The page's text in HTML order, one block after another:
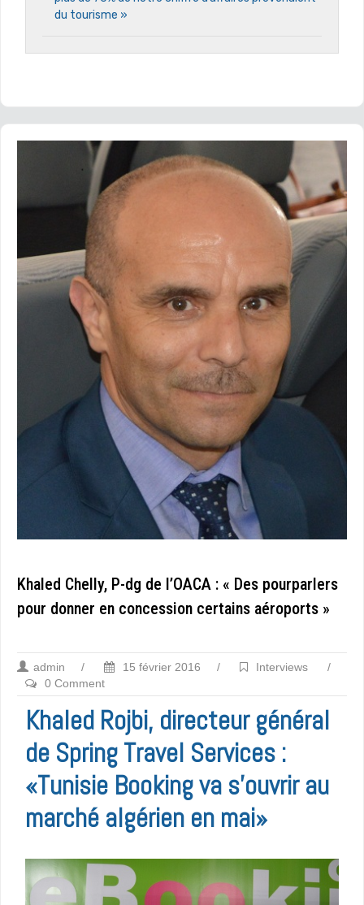
du tourisme »
Khaled Chelly, P-dg de l’OACA : « Des pourparlers
pour donner en concession certains aéroports »
admin / 15 février 2016 / Interviews
/
0 Comment
Khaled Rojbi, directeur général
de Spring Travel Services :
«Tunisie Booking va s’ouvrir au
marché algérien en mai»